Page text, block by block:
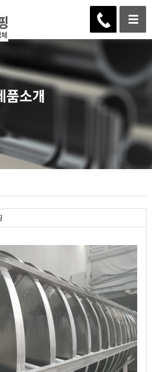
품소개